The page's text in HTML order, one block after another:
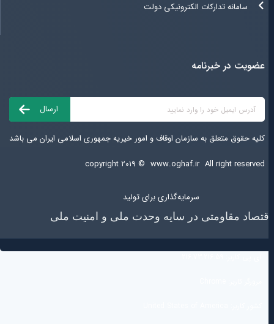
سامانه تدارکات الکترونیکی دولت
عضویت در خبرنامه
کلیه حقوق متعلق به سازمان اوقاف و امور خیریه جمهوری اسلامی ایران می باشد
copyright ۲۰۱۹ ©
www.oghaf.ir All right reserved
سرمایه‌گذاری برای تولید
مقاومتی در سایه وحدت ملی و امنیت ملی